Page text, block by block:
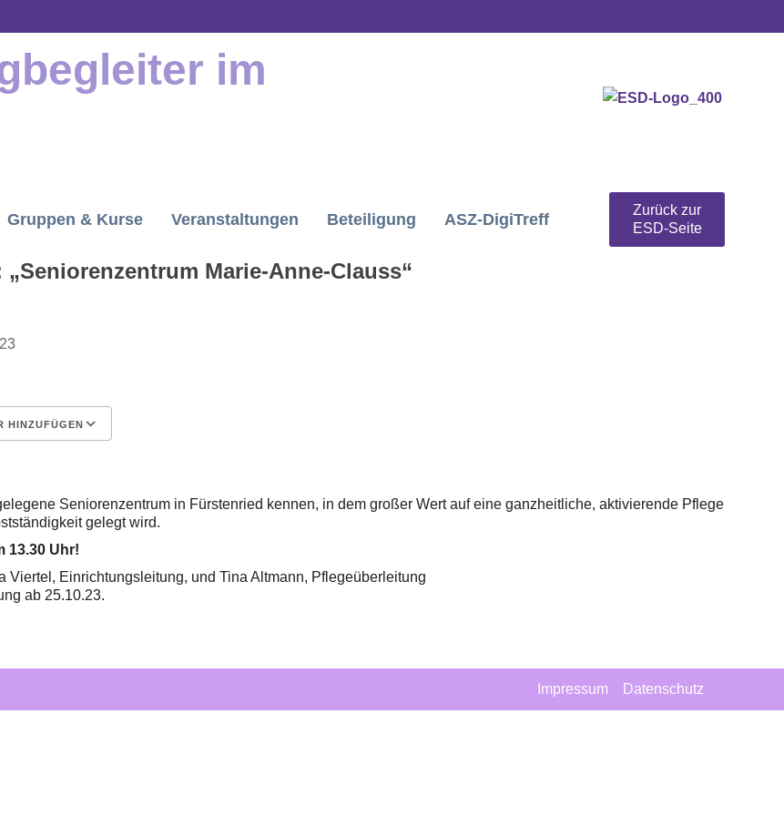
im
Gruppen & Kurse Veranstaltungen Beteiligung ASZ-DigiTreff
Zurück zur
ESD-Seite
Marie-Anne-Clauss“
HINZUFÜGEN
Seniorenzentrum in Fürstenried kennen, in dem großer Wert auf eine ganzheitliche, aktivierende Pflege
gelegt wird.
13.30 Uhr!
Viertel, Einrichtungsleitung, und Tina Altmann, Pflegeüberleitung
ab 25.10.23.
Impressum Datenschutz